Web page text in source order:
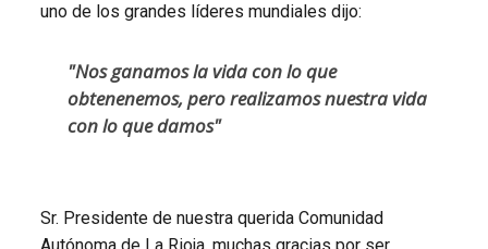
uno de los grandes líderes mundiales dijo:
"Nos ganamos la vida con lo que
obtenenemos, pero realizamos nuestra vida
con lo que damos"
Sr. Presidente de nuestra querida Comunidad